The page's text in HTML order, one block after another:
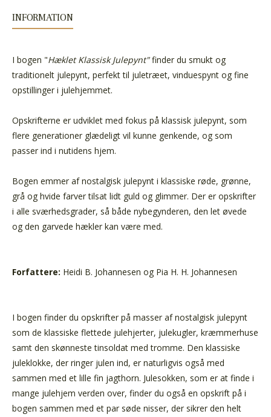
INFORMATION
I bogen "Hæklet Klassisk Julepynt"finder du smukt og
traditionelt julepynt, perfekt til juletræet, vinduespynt og fine
opstillinger i julehjemmet.
Opskrifterne er udviklet med fokus på klassisk julepynt, som
flere generationer glædeligt vil kunne genkende, og som
passer ind i nutidens hjem.
Bogen emmer af nostalgisk julepynt i klassiske røde, grønne,
grå og hvide farver tilsat lidt guld og glimmer. Der er opskrifter
i alle sværhedsgrader, så både nybegynderen, den let øvede
og den garvede hækler kan være med.
Forfattere: Heidi B. Johannesen og Pia H. H. Johannesen
I bogen finder du opskrifter på masser af nostalgisk julepynt
som de klassiske flettede julehjerter, julekugler, kræmmerhuse
samt den skønneste tinsoldat med tromme. Den klassiske
juleklokke, der ringer julen ind, er naturligvis også med
sammen med et lille fin jagthorn. Julesokken, som er at finde i
mange julehjem verden over, finder du også en opskrift på i
bogen sammen med et par søde nisser, der sikrer den helt